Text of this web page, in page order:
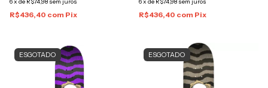
R$436,40 com Pix R$436,40 com Pix
ESGOTADO ESGOTADO